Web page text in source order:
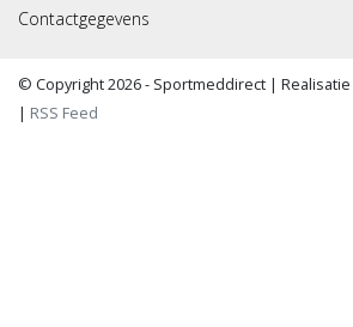
Contactgegevens
© Copyright 2026 - Sportmeddirect | Realisatie
| RSS Feed